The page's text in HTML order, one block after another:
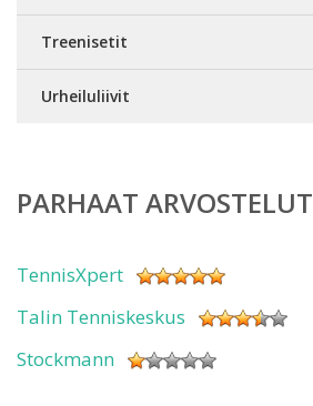
Treenisetit
Urheiluliivit
PARHAAT ARVOSTELUT
TennisXpert
Talin Tenniskeskus
Stockmann